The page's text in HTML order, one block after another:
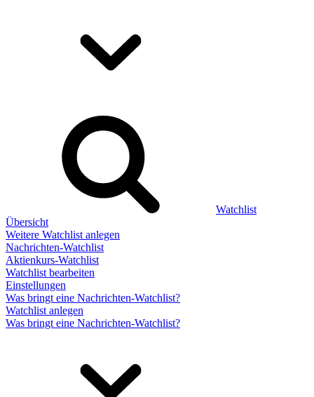
Watchlist
Übersicht
Weitere Watchlist anlegen
Nachrichten-Watchlist
Aktienkurs-Watchlist
Watchlist bearbeiten
Einstellungen
Was bringt eine Nachrichten-Watchlist?
Watchlist anlegen
Was bringt eine Nachrichten-Watchlist?